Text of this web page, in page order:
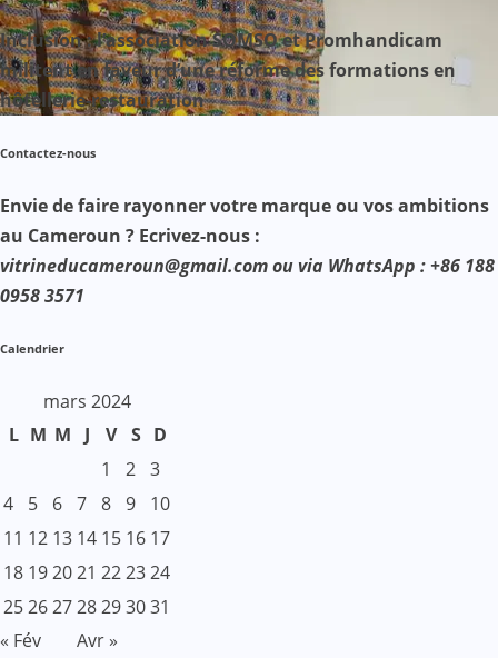
Inclusion : l’association SOMSO et Promhandicam
militent en faveur d’une réforme des formations en
hôtellerie-restauration
Contactez-nous
Envie de faire rayonner votre marque ou vos ambitions
au Cameroun ? Ecrivez-nous :
vitrineducameroun@gmail.com ou via WhatsApp : +86 188
0958 3571
Calendrier
mars 2024
L M M J V S D
1
2 3
4
5 6 7 8 9
10
11 12 13 14 15 16 17
18 192021 222324
25262728293031
« Fév
Avr »